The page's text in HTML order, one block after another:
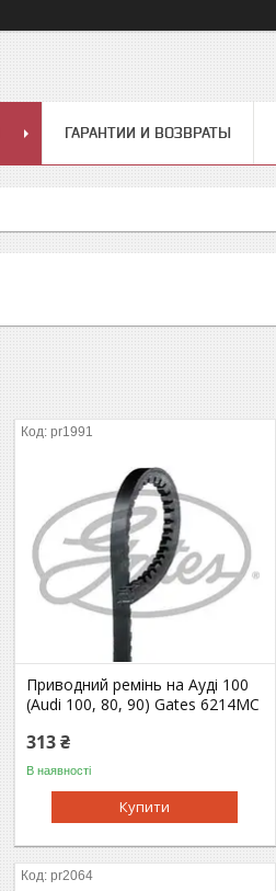
ГАРАНТИИ И ВОЗВРАТЫ
pr1991
Приводний ремінь на Ауді 100
(Audi 100, 80, 90) Gates 6214MC
313 ₴
В наявності
Купити
pr2064